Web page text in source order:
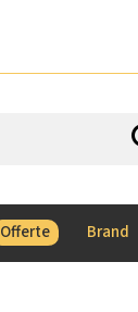
Offerte Brand